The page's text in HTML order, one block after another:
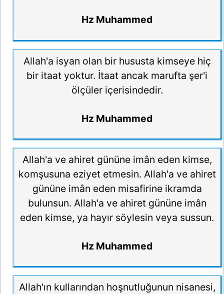
Hz Muhammed
Allah'a isyan olan bir hususta kimseye hiç
bir itaat yoktur. İtaat ancak marufta şer'i
ölçüler içerisindedir.
Hz Muhammed
Allah'a ve ahiret gününe imân eden kimse,
komşusuna eziyet etmesin. Allah'a ve ahiret
gününe imân eden misafirine ikramda
bulunsun. Allah'a ve ahiret gününe imân
eden kimse, ya hayır söylesin veya sussun.
Hz Muhammed
Allah'ın kullarından hoşnutluğunun nisanesi,